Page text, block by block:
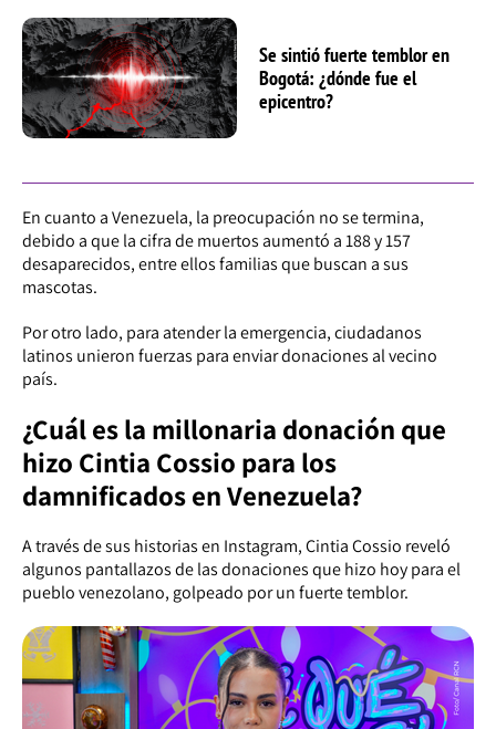
Se sintió fuerte temblor en
Bogotá: ¿dónde fue el
epicentro?
En cuanto a Venezuela, la preocupación no se termina,
debido a que la cifra de muertos aumentó a 188 y 157
desaparecidos, entre ellos familias que buscan a sus
mascotas.
Por otro lado, para atender la emergencia, ciudadanos
latinos unieron fuerzas para enviar donaciones al vecino
país.
¿Cuál es la millonaria donación que
hizo Cintia Cossio para los
damnificados en Venezuela?
A través de sus historias en Instagram, Cintia Cossio reveló
algunos pantallazos de las donaciones que hizo hoy para el
pueblo venezolano, golpeado por un fuerte temblor.